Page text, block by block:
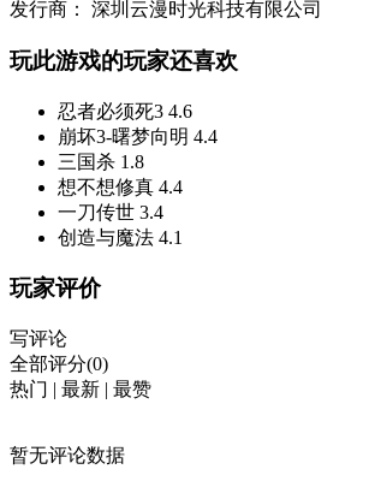
发行商： 深圳云漫时光科技有限公司
玩此游戏的玩家还喜欢
忍者必须死3 4.6
崩坏3-曙梦向明 4.4
三国杀 1.8
想不想修真 4.4
一刀传世 3.4
创造与魔法 4.1
玩家评价
写评论
全部评分(0)
热门 | 最新 | 最赞
暂无评论数据